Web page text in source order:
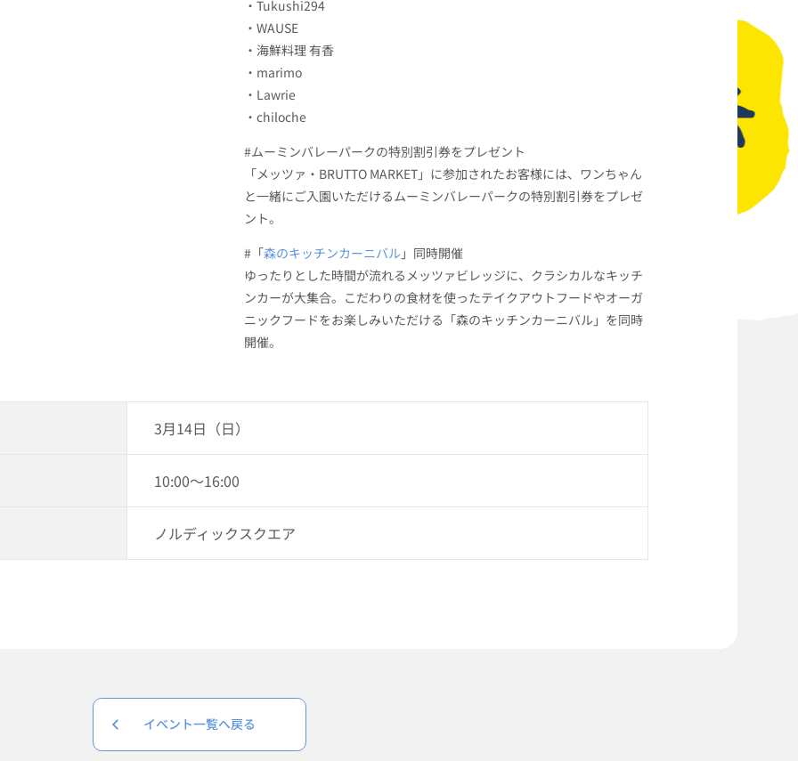
・Tukushi294
・WAUSE
・海鮮料理 有香
・marimo
・Lawrie
・chiloche
#ムーミンバレーパークの特別割引券をプレゼント
「メッツァ・BRUTTO MARKET」に参加されたお客様には、ワンちゃん
と一緒にご入園いただけるムーミンバレーパークの特別割引券をプレゼ
ント。
#「森のキッチンカーニバル 」同時開催
ゆったりとした時間が流れるメッツァビレッジに、クラシカルなキッチ
ンカーが大集合。こだわりの食材を使ったテイクアウトフードやオーガ
ニックフードをお楽しみいただける「森のキッチンカーニバル」を同時
開催。
3月14日（日）
10:00～16:00
ノルディックスクエア
イベント一覧へ戻る